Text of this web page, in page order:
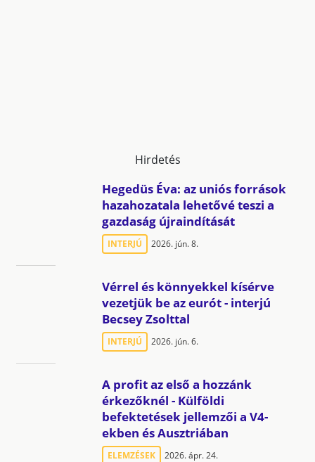
Hirdetés
Hegedüs Éva: az uniós források
hazahozatala lehetővé teszi a
gazdaság újraindítását
INTERJÚ 2026. jún. 8.
Vérrel és könnyekkel kísérve
vezetjük be az eurót - interjú
Becsey Zsolttal
INTERJÚ 2026. jún. 6.
A profit az első a hozzánk
érkezőknél - Külföldi
befektetések jellemzői a V4-
ekben és Ausztriában
ELEMZÉSEK 2026. ápr. 24.